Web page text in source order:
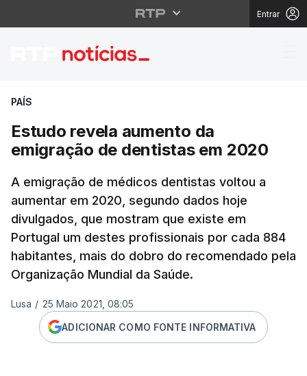
Entrar
Estudo revela
PAÍS
Estudo revela aumento da
emigração de dentistas em 2020
A emigração de médicos dentistas voltou a
aumentar em 2020, segundo dados hoje
divulgados, que mostram que existe em
Portugal um destes profissionais por cada 884
habitantes, mais do dobro do recomendado pela
Organização Mundial da Saúde.
Lusa / 25 Maio 2021, 08:05
ADICIONAR COMO FONTE INFORMATIVA